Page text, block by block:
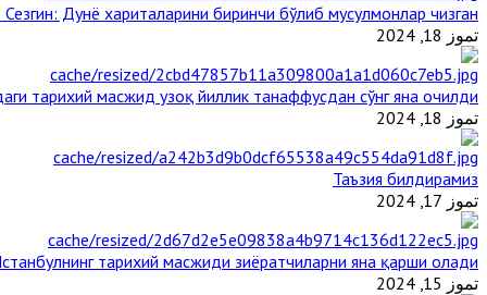
Дунё хариталарини биринчи бўлиб мусулмонлар чизган
تموز 18, 2024
тарихий масжид узоқ йиллик танаффусдан сўнг яна очилди
تموز 18, 2024
Таъзия билдирамиз
تموز 17, 2024
тарихий масжиди зиёратчиларни яна қарши олади
تموز 15, 2024